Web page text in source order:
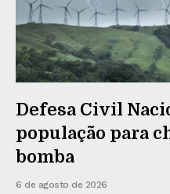
Defesa Civil
população para
bomba
6 de agosto de 2026